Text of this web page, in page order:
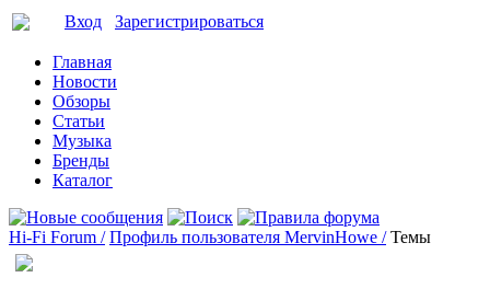
Вход Зарегистрироваться
Главная
Новости
Обзоры
Статьи
Музыка
Бренды
Каталог
Hi-Fi Forum / Профиль пользователя MervinHowe / Темы